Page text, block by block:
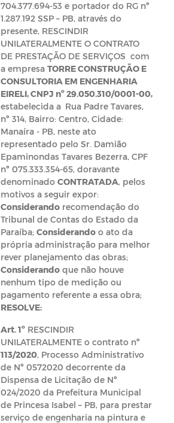
704.377.694-53 e portador do RG nº
1.287.192 SSP – PB, através do
presente, RESCINDIR
UNILATERALMENTE O CONTRATO
DE PRESTAÇÃO DE SERVIÇOS com
a empresa TORRE CONSTRUÇÃO E
CONSULTORIA EM ENGENHARIA
EIRELI, CNPJ nº 29.050.310/0001-00,
estabelecida a Rua Padre Tavares,
nº 314, Bairro: Centro, Cidade:
Manaíra - PB, neste ato
representado pelo Sr. Damião
Epaminondas Tavares Bezerra, CPF
nº 075.333.354-65, doravante
denominado CONTRATADA, pelos
motivos a seguir expor:
Considerandorecomendação do
Tribunal de Contas do Estado da
Paraíba; Considerandoo ato da
própria administração para melhor
rever planejamento das obras;
Considerandoque não houve
nenhum tipo de medição ou
pagamento referente a essa obra;
RESOLVE:
Art. 1ºRESCINDIR
UNILATERALMENTE o contrato nº
113/2020, Processo Administrativo
de Nº 0572020 decorrente da
Dispensa de Licitação de Nº
024/2020 da Prefeitura Municipal
de Princesa Isabel – PB, para prestar
serviço de engenharia na pintura e